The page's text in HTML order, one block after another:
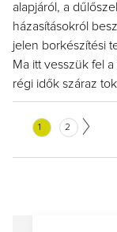
alapjáról, a
házasításokról
jelen borkészítési
Ma itt vesszük fel
régi idők száraz
1 2